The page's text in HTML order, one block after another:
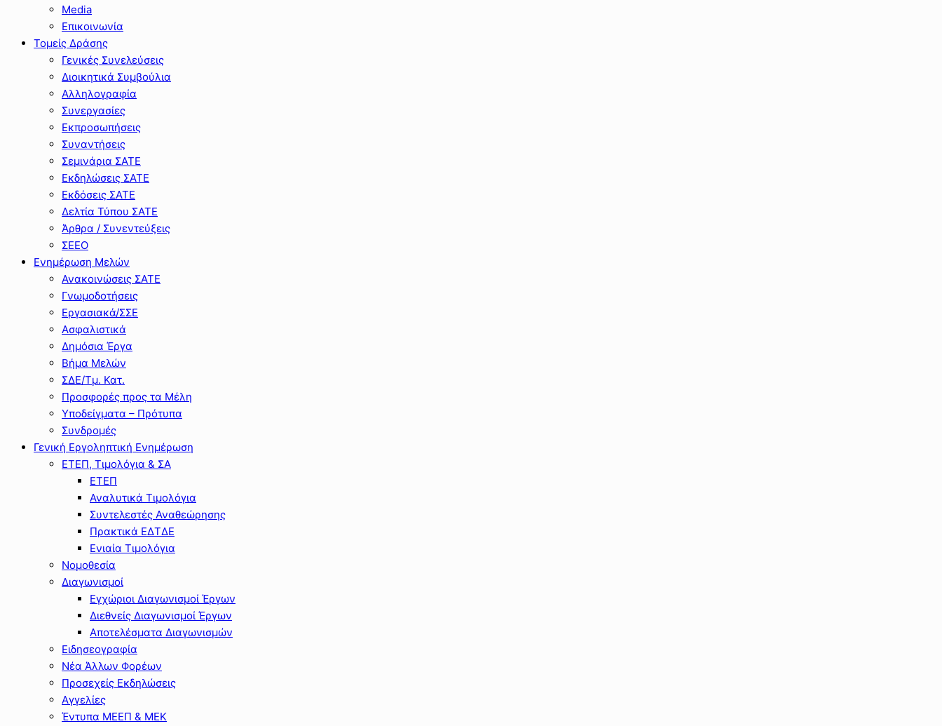
Media
Επικοινωνία
Τομείς Δράσης
Γενικές Συνελεύσεις
Διοικητικά Συμβούλια
Αλληλογραφία
Συνεργασίες
Εκπροσωπήσεις
Συναντήσεις
Σεμινάρια ΣΑΤΕ
Εκδηλώσεις ΣΑΤΕ
Εκδόσεις ΣΑΤΕ
Δελτία Τύπου ΣΑΤΕ
Άρθρα / Συνεντεύξεις
ΣΕΕΟ
Ενημέρωση Μελών
Ανακοινώσεις ΣΑΤΕ
Γνωμοδοτήσεις
Εργασιακά/ΣΣΕ
Ασφαλιστικά
Δημόσια Έργα
Βήμα Μελών
ΣΔΕ/Τμ. Κατ.
Προσφορές προς τα Μέλη
Υποδείγματα – Πρότυπα
Συνδρομές
Γενική Εργοληπτική Ενημέρωση
ΕΤΕΠ, Τιμολόγια & ΣΑ
ΕΤΕΠ
Αναλυτικά Τιμολόγια
Συντελεστές Αναθεώρησης
Πρακτικά ΕΔΤΔΕ
Ενιαία Τιμολόγια
Νομοθεσία
Διαγωνισμοί
Εγχώριοι Διαγωνισμοί Έργων
Διεθνείς Διαγωνισμοί Έργων
Αποτελέσματα Διαγωνισμών
Ειδησεογραφία
Νέα Άλλων Φορέων
Προσεχείς Εκδηλώσεις
Αγγελίες
Έντυπα ΜΕΕΠ & ΜΕΚ